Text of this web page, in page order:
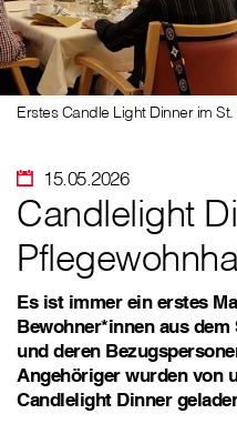
15.05.2026
Erstes Candle Light Dinner im
Candlelight
Es ist immer ein erstes
Bewohner*innen aus
und deren
Angehöriger wurden von
Candlelight Dinner